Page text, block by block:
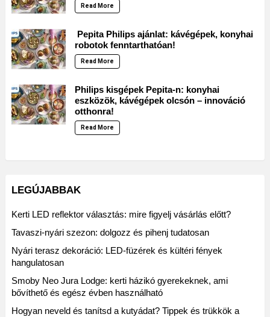
Read More
Pepita Philips ajánlat: kávégépek, konyhai
robotok fenntarthatóan!
Read More
Philips kisgépek Pepita-n: konyhai
eszközök, kávégépek olcsón – innováció
otthonra!
Read More
LEGÚJABBAK
Kerti LED reflektor választás: mire figyelj vásárlás előtt?
Tavaszi-nyári szezon: dolgozz és pihenj tudatosan
Nyári terasz dekoráció: LED-füzérek és kültéri fények
hangulatosan
Smoby Neo Jura Lodge: kerti házikó gyerekeknek, ami
bővíthető és egész évben használható
Hogyan neveld és tanítsd a kutyádat? Tippek és trükkök a